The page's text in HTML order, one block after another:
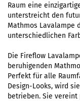
Raum eine
unterstreicht den
Mathmos Lavalampe
unterschiedlichen
Die Fireflow
beruhigenden
Perfekt für alle
Design-Looks, wird
betrieben. Sie